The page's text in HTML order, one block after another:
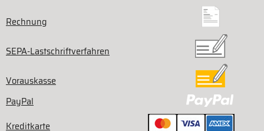
Rechnung
SEPA-Lastschriftverfahren
Vorauskasse
PayPal
Kreditkarte